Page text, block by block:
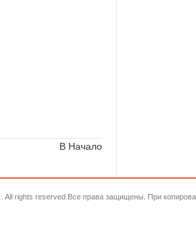
В Начало
. All rights reserved.Все права защищены. При